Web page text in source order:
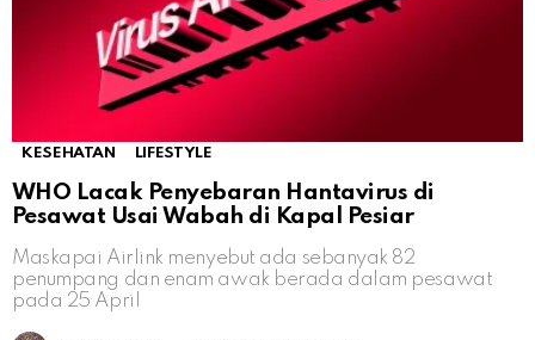
KESEHATAN LIFESTYLE
WHO Lacak Penyebaran Hantavirus di
Pesawat Usai Wabah di Kapal Pesiar
Maskapai Airlink menyebut ada sebanyak 82
penumpang dan enam awak berada dalam pesawat
pada 25 April